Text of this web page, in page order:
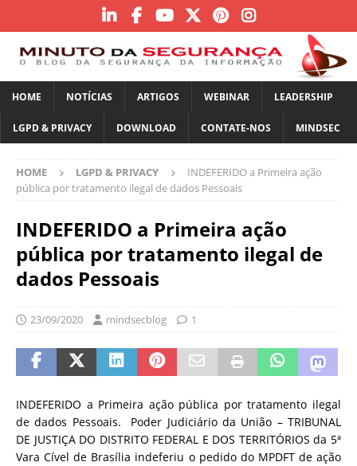
HOME NOTÍCIAS ARTIGOS WEBINAR LEADERSHIP
LGPD & PRIVACY DOWNLOAD CONTATE-NOS MINDSEC
HOME LGPD & PRIVACY
INDEFERIDO a Primeira ação
pública por tratamento ilegal de dados Pessoais
INDEFERIDO a Primeira ação
pública por tratamento ilegal de
dados Pessoais
23/09/2020 mindsecblog 1
INDEFERIDO a Primeira ação pública por tratamento ilegal
de dados Pessoais. Poder Judiciário da União – TRIBUNAL
DE JUSTIÇA DO DISTRITO FEDERAL E DOS TERRITÓRIOS da 5ª
Vara Cível de Brasília indeferiu o pedido do MPDFT de ação